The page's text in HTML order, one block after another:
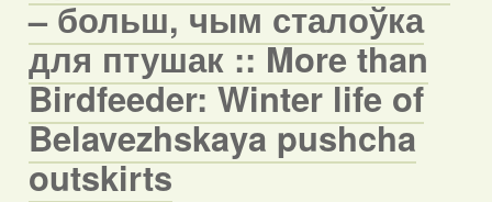
– больш, чым сталоўка
для птушак :: More than
Birdfeeder: Winter life of
Belavezhskaya pushcha
outskirts